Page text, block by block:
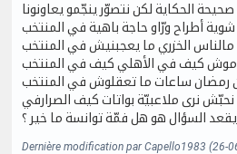
صحيحة الحكاية لكن نتصوّر ينجّمو يعاونونا
أطراح ورّاو حاجة باهية في المنتخب
مالناس الخزري ما يعجبنيش في المنتخب
موش كيف في الأهلي كيف في المنتخب
رمضان ساعات ما تعقلوش في المنتخب
نحبّش نرى ملاعبيّة بواتات كيف الصرارفي
السؤال هو هل فمّة توانسة ما خير ؟
Dernière modification par Capello1983 (26-